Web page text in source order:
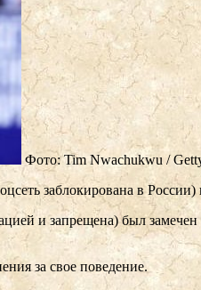
Фото: Tim Nwachukwu /
заблокирована в России)
и запрещена) был
за свое поведение.